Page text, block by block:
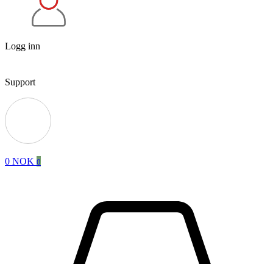
Logg inn
Support
0 NOK 0